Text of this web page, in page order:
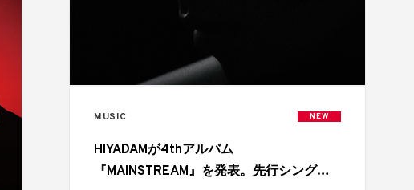
MUSIC NEW
HIYADAMが4thアルバム
『MAINSTREAM』を発表。先行シングル